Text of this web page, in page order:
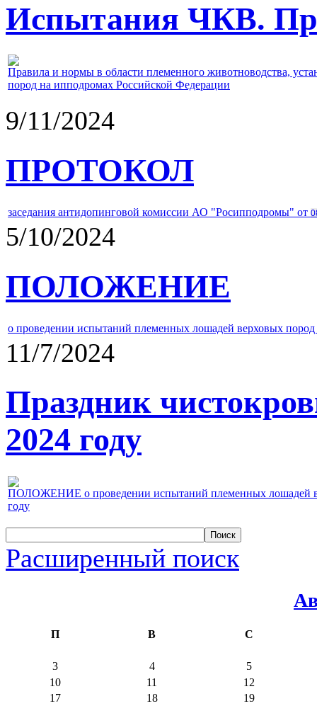
Испытания ЧКВ.
Правила и нормы в области племенного животноводства,
пород на ипподромах Российской Федерации
9/11/2024
ПРОТОКОЛ
заседания антидопинговой комиссии АО "Росипподромы" от
5/10/2024
ПОЛОЖЕНИЕ
о проведении испытаний племенных лошадей верховых
11/7/2024
Праздник
2024 году
ПОЛОЖЕНИЕ о проведении испытаний племенных лошадей
году
Расширенный поиск
П В С
3 4
5
10
11
12
17
18
19